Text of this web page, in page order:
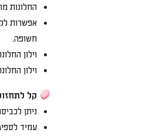
החלונות
אפשרות
חשופה.
וילון
וילון
קל
ניתן לכביסה (30 מעלות,
עמיד